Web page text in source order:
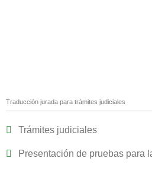
Traducción jurada para trámites judiciales
Trámites judiciales
Presentación de pruebas para